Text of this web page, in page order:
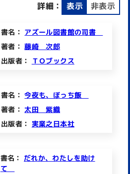
詳細： 表示 非表示
書名： アズール図書館の司書
著者：藤崎 次郎
出版者：
ＴＯブックス
書名：今夜も、ぼっち飯
著者：太田 紫織
出版者： 実業之日本社
書名： だれか、わたしを助け
て